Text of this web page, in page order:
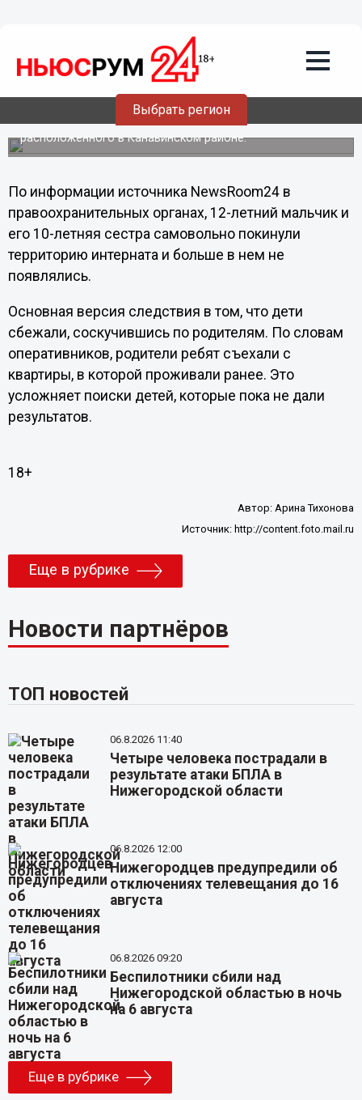
Выбрать регион
Малолетние брат с сестрой сбежали к
родителям из интерната в Нижнем
О пропаже двух своих воспитанников 7 октября заявило
руководство реабилитационного центра «Бригантина»,
расположенного в Канавинском районе.
По информации источника NewsRoom24 в
правоохранительных органах, 12-летний мальчик и
его 10-летняя сестра самовольно покинули
территорию интерната и больше в нем не
появлялись.
Основная версия следствия в том, что дети
сбежали, соскучившись по родителям. По словам
оперативников, родители ребят съехали с
квартиры, в которой проживали ранее. Это
усложняет поиски детей, которые пока не дали
результатов.
18+
Автор: Арина Тихонова
Источник: http://content.foto.mail.ru
Еще в рубрике
Новости партнёров
ТОП новостей
06.8.2026 11:40
Четыре человека пострадали в
результате атаки БПЛА в
Нижегородской области
06.8.2026 12:00
Нижегородцев предупредили об
отключениях телевещания до 16
августа
06.8.2026 09:20
Беспилотники сбили над
Нижегородской областью в ночь
на 6 августа
Еще в рубрике